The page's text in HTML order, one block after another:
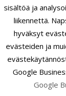
sisältöä ja
liikennettä.
hyväksyt
evästeiden ja
Google
Google